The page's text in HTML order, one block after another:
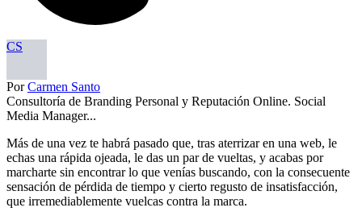
CS
PorCarmen Santo
Consultoría de Branding Personal y Reputación Online. Social
Media Manager...
Más de una vez te habrá pasado que, tras aterrizar en una web, le
echas una rápida ojeada, le das un par de vueltas, y acabas por
marcharte sin encontrar lo que venías buscando, con la consecuente
sensación de pérdida de tiempo y cierto regusto de insatisfacción,
que irremediablemente vuelcas contra la marca.